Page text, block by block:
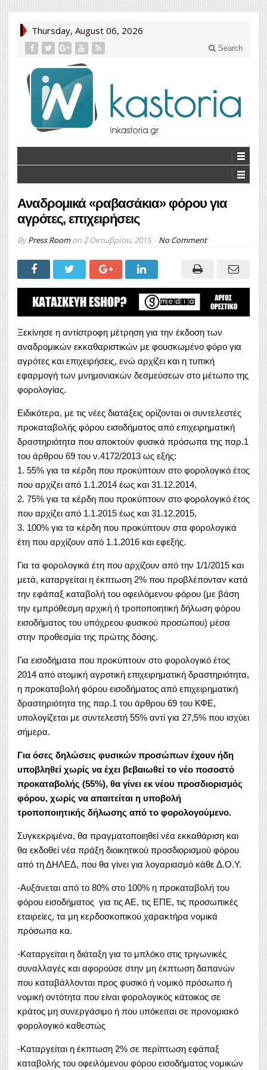
Thursday, August 06, 2026
Search
Αναδρομικά «ραβασάκια» φόρου για
αγρότες, επιχειρήσεις
ByPress Roomon 2 Οκτωβρίου, 2015 No Comment
Ξεκίνησε η αντίστροφη μέτρηση για την έκδοση των
αναδρομικών εκκαθαριστικών με φουσκωμένο φόρο για
αγρότες και επιχειρήσεις, ενώ αρχίζει και η τυπική
εφαρμογή των μνημονιακών δεσμεύσεων στο μέτωπο της
φορολογίας.
Ειδικότερα, με τις νέες διατάξεις ορίζονται οι συντελεστές
προκαταβολής φόρου εισοδήματος από επιχειρηματική
δραστηριότητα που αποκτούν φυσικά πρόσωπα της παρ.1
του άρθρου 69 του ν.4172/2013 ως εξής:
1. 55% για τα κέρδη που προκύπτουν στο φορολογικό έτος
που αρχίζει από 1.1.2014 έως και 31.12.2014,
2. 75% για τα κέρδη που προκύπτουν στο φορολογικό έτος
που αρχίζει από 1.1.2015 έως και 31.12.2015,
3. 100% για τα κέρδη που προκύπτουν στα φορολογικά
έτη που αρχίζουν από 1.1.2016 και εφεξής.
Για τα φορολογικά έτη που αρχίζουν από την 1/1/2015 και
μετά, καταργείται η έκπτωση 2% που προβλέπονταν κατά
την εφάπαξ καταβολή του οφειλόμενου φόρου (με βάση
την εμπρόθεσμη αρχική ή τροποποιητική δήλωση φόρου
εισοδήματος του υπόχρεου φυσικού προσώπου) μέσα
στην προθεσμία της πρώτης δόσης.
Για εισοδήματα που προκύπτουν στο φορολογικό έτος
2014 από ατομική αγροτική επιχειρηματική δραστηριότητα,
η προκαταβολή φόρου εισοδήματος από επιχειρηματική
δραστηριότητα της παρ.1 του άρθρου 69 του ΚΦΕ,
υπολογίζεται με συντελεστή 55% αντί για 27,5% που ισχύει
σήμερα.
Για όσες δηλώσεις φυσικών προσώπων έχουν ήδη
υποβληθεί χωρίς να έχει βεβαιωθεί το νέο ποσοστό
προκαταβολής (55%), θα γίνει εκ νέου προσδιορισμός
φόρου, χωρίς να απαιτείται η υποβολή
τροποποιητικής δήλωσης από το φορολογούμενο.
Συγκεκριμένα, θα πραγματοποιηθεί νέα εκκαθάριση και
θα εκδοθεί νέα πράξη διοικητικού προσδιορισμού φόρου
από τη ΔΗΛΕΔ, που θα γίνει για λογαριασμό κάθε Δ.Ο.Υ.
-Αυξάνεται από το 80% στο 100% η προκαταβολή του
φόρου εισοδήματος για τις ΑΕ, τις ΕΠΕ, τις προσωπικές
εταιρείες, τα μη κερδοσκοπικού χαρακτήρα νομικά
πρόσωπα κα.
-Καταργείται η διάταξη για το μπλόκο στις τριγωνικές
συναλλαγές και αφορούσε στην μη έκπτωση δαπανών
που καταβάλλονται προς φυσικό ή νομικό πρόσωπο ή
νομική οντότητα που είναι φορολογικός κάτοικος σε
κράτος μη συνεργάσιμο ή που υπόκειται σε προνομιακό
φορολογικό καθεστώς
-Καταργείται η έκπτωση 2% σε περίπτωση εφάπαξ
καταβολής του οφειλόμενου φόρου εισοδήματος νομικών